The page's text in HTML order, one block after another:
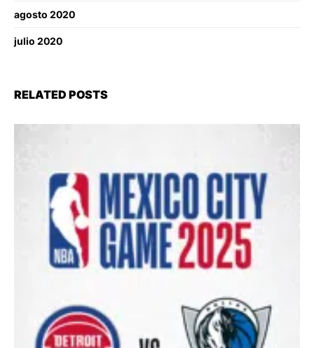
agosto 2020
julio 2020
RELATED POSTS